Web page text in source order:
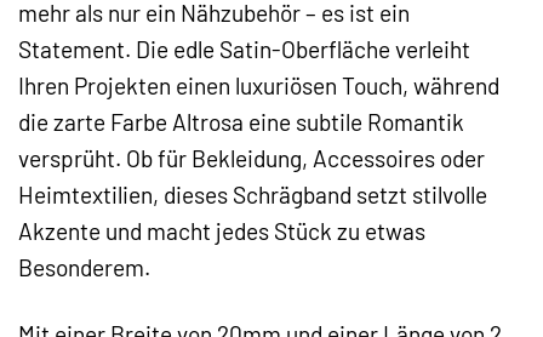
mehr als nur ein Nähzubehör – es ist ein
Statement. Die edle Satin-Oberfläche verleiht
Ihren Projekten einen luxuriösen Touch, während
die zarte Farbe Altrosa eine subtile Romantik
versprüht. Ob für Bekleidung, Accessoires oder
Heimtextilien, dieses Schrägband setzt stilvolle
Akzente und macht jedes Stück zu etwas
Besonderem.